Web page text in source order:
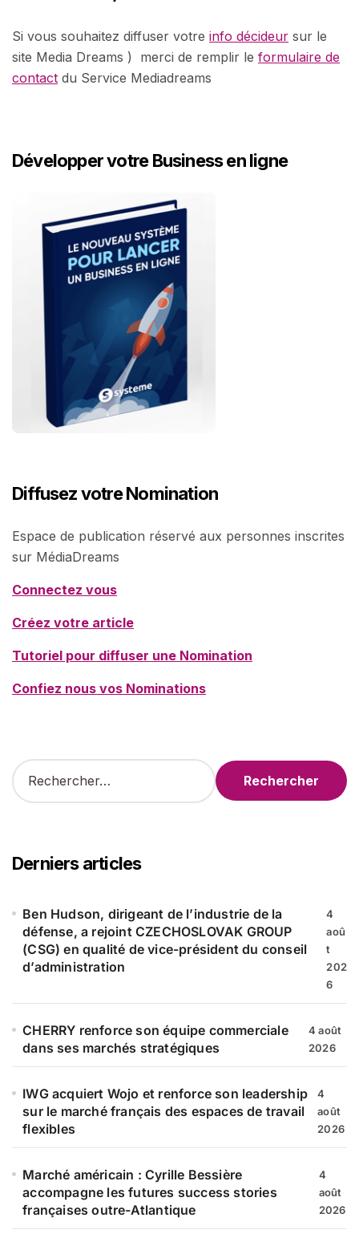
Si vous souhaitez diffuser votre info décideur sur le
site Media Dreams ) merci de remplir le formulaire de
contact du Service Mediadreams
Développer votre Business en ligne
Diffusez votre Nomination
Espace de publication réservé aux personnes inscrites
sur MédiaDreams
Connectez vous
Créez votre article
Tutoriel pour diffuser une Nomination
Confiez nous vos Nominations
R
e
r
c
e
Derniers articles
Ben Hudson, dirigeant de l’industrie de la
défense, a rejoint CZECHOSLOVAK GROUP
(CSG) en qualité de vice-président du conseil
d’administration
4
aoû
t
202
6
CHERRY renforce son équipe commerciale
dans ses marchés stratégiques
4 août
2026
IWG acquiert Wojo et renforce son leadership
sur le marché français des espaces de travail
flexibles
4
août
2026
Marché américain : Cyrille Bessière
accompagne les futures success stories
françaises outre-Atlantique
4
août
2026